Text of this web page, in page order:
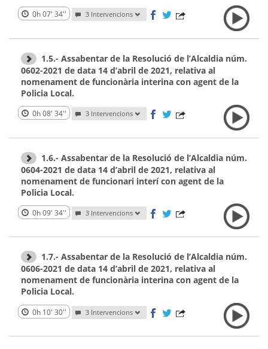
0h 07' 34'' 3 Intervencions
1.5.- Assabentar de la Resolució de l’Alcaldia núm.
0602-2021 de data 14 d’abril de 2021, relativa al
nomenament de funcionària interina con agent de la
Policia Local.
0h 08' 34'' 3 Intervencions
1.6.- Assabentar de la Resolució de l’Alcaldia núm.
0604-2021 de data 14 d’abril de 2021, relativa al
nomenament de funcionari interí con agent de la
Policia Local.
0h 09' 34'' 3 Intervencions
1.7.- Assabentar de la Resolució de l’Alcaldia núm.
0606-2021 de data 14 d’abril de 2021, relativa al
nomenament de funcionària interina con agent de la
Policia Local.
0h 10' 30'' 3 Intervencions